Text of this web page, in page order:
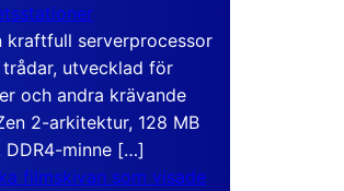
kraftfull serverprocessor
utvecklad för
och andra krävande
2-arkitektur, 128 MB
minne […]
filmskivan som visade